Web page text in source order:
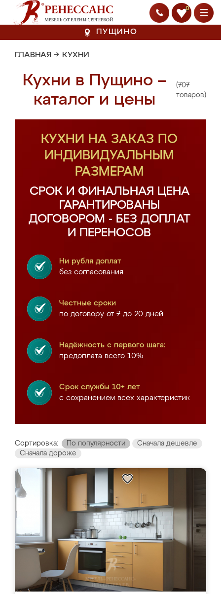
0
ПУЩИНО
ГЛАВНАЯ → КУХНИ
Кухни в Пущино –
каталог и цены
(707
товаров)
КУХНИ НА ЗАКАЗ ПО
ИНДИВИДУАЛЬНЫМ
РАЗМЕРАМ
СРОК И ФИНАЛЬНАЯ ЦЕНА
ГАРАНТИРОВАНЫ
ДОГОВОРОМ - БЕЗ ДОПЛАТ
И ПЕРЕНОСОВ
Ни рубля доплат
без согласования
Честные сроки
по договору от 7 до 20 дней
Надёжность с первого шага:
предоплата всего 10%
Срок службы 10+ лет
с сохранением всех характеристик
Сортировка: По популярности
Сначала дешевле
Сначала дороже